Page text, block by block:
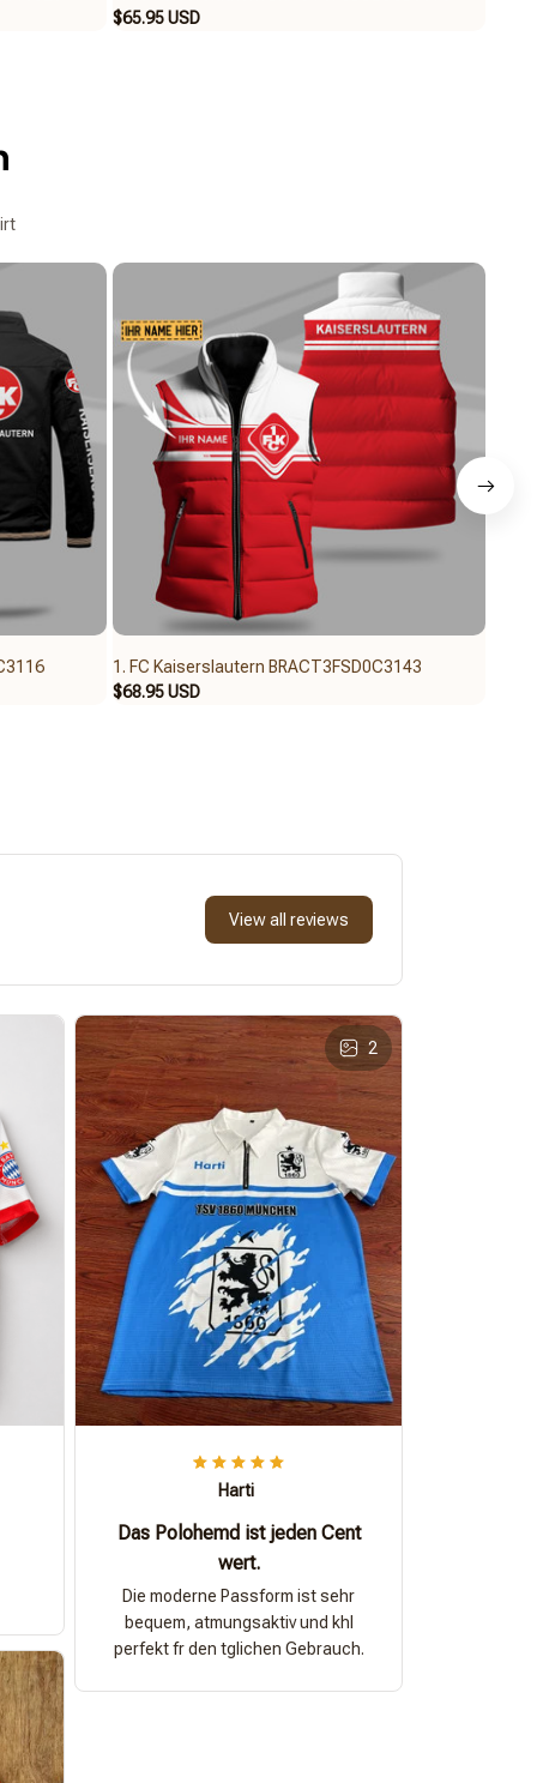
$65.95 USD
1. FC Kaiserslautern BRACT3FSD0C3143
$68.95 USD
View all reviews
2
Harti
Das Polohemd ist jeden Cent
wert.
Die moderne Passform ist sehr
bequem, atmungsaktiv und khl
perfekt fr den tglichen Gebrauch.